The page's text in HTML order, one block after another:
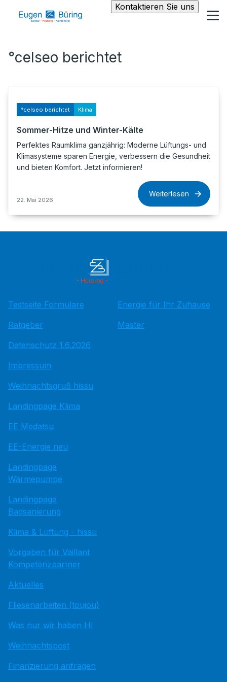
Kontaktieren Sie uns
°celseo berichtet
°celseo berichtet Klima
Sommer-Hitze und Winter-Kälte
Perfektes Raumklima ganzjährig: Moderne Lüftungs- und
Klimasysteme sparen Energie, verbessern die Gesundheit
und bieten Komfort. Jetzt informieren!
22. Mai 2026
Weiterlesen
Testseite Formulare
Ratgeber
Datenschutz 1.6.2026
Impressum
Weihnachtsgruß hissu
Landingpage Klima
EE Medatsu
EE-Energie neu
Landingpage
Wärmepumpe
Landingpage
Badsanierung
Klima & Lüftung - hissu
Vorgaben für Vaillant
Kompetenzpartner
Aktuelles
Fliesenarbeiten (toujou)
Was nur wir haben HI
Weihnachtspost
Finanzierung anfragen
Energie für Ihr Zuhause
Master